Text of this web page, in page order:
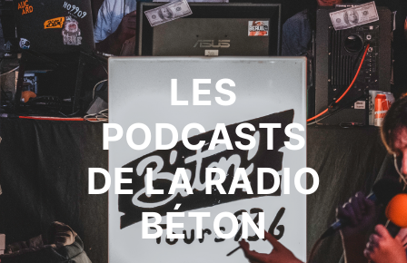
LES
PODCASTS
DE LA RADIO
BÉTON